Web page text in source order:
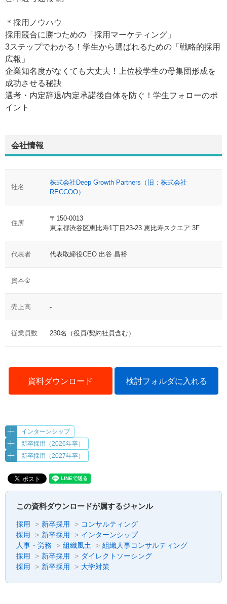
＊採用ノウハウ
採用競合に勝つための「採用マーケティング」
3ステップでわかる！学生から選ばれるための「戦略的採用
広報」
企業知名度がなくても大丈夫！上位校学生の母集団形成を
成功させる秘訣
選考・内定辞退/内定承諾後自体を防ぐ！学生フォローのポ
イント
会社情報
社名
株式会社Deep Growth Partners（旧：株式会社
RECCOO）
住所
〒150-0013
東京都渋谷区恵比寿1丁目23-23 恵比寿スクエア 3F
代表者 代表取締役CEO 出谷 昌裕
資本金 -
売上高 -
従業員数 230名（役員/契約社員含む）
資料ダウンロード 検討フォルダに入れる
インターンシップ
新卒採用（2026年卒）
新卒採用（2027年卒）
この資料ダウンロードが属するジャンル
採用 新卒採用
コンサルティング
採用
新卒採用
インターンシップ
人事・労務
組織風土
組織人事コンサルティング
採用
新卒採用
ダイレクトソーシング
採用
新卒採用 大学対策